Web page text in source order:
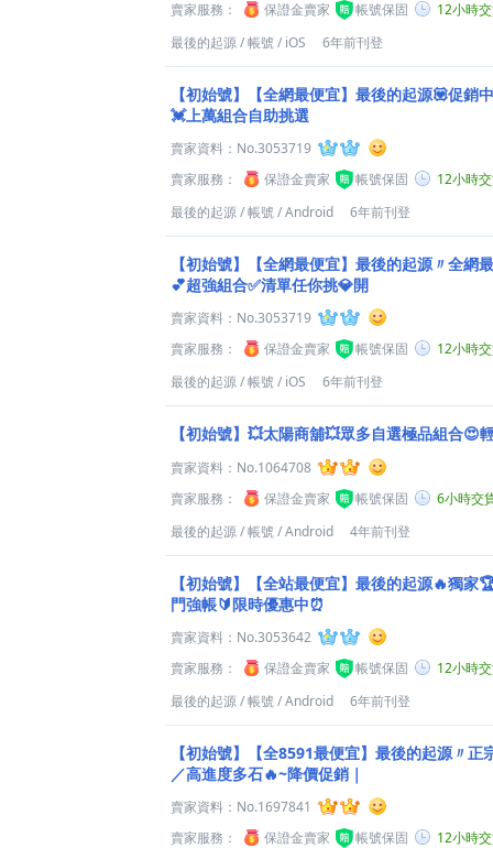
賣家服務：
保證金賣家 帳號保固
12小時
最後的起源/帳號/ iOS 6年前刊登
【初始號】【全網最便宜】最後的起源💟促銷
💓上萬組合自助挑選
賣家資料： No.3053719
賣家服務：
保證金賣家 帳號保固
12小時
最後的起源/帳號/Android 6年前刊登
【初始號】【全網最便宜】最後的起源〃全網
💕超強組合✅清單任你挑💎開
賣家資料： No.3053719
賣家服務：
保證金賣家 帳號保固
12小時
最後的起源/帳號/ iOS 6年前刊登
【初始號】💥太陽商舖💥眾多自選極品組合😍
賣家資料： No.1064708
賣家服務：
保證金賣家 帳號保固
6小時交
最後的起源/帳號/Android 4年前刊登
【初始號】【全站最便宜】最後的起源🔥獨家
門強帳🔰限時優惠中⏰
賣家資料： No.3053642
賣家服務：
保證金賣家 帳號保固
12小時
最後的起源/帳號/Android 6年前刊登
【初始號】【全8591最便宜】最後的起源〃
／高進度多石🔥~降價促銷｜
賣家資料： No.1697841
賣家服務：
保證金賣家 帳號保固
12小時